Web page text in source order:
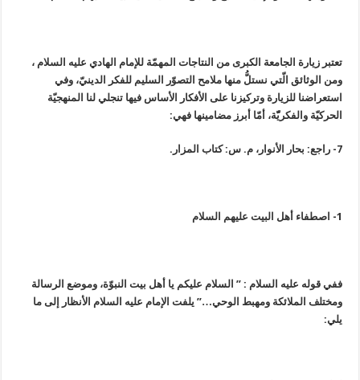
تعتبر زيارة الجامعة الكبرى من النتاجات المهمّة للإمام الهادي عليه السلام ،
ومن الوثائق الّتي نستلُّ منها ملامح التصوّر السليم للفكر الدينيّ، وفي
استعراضنا للزيارة وتركيزنا على الأفكار الأساس فيها تنجلي لنا المنهجيّة
الحركيّة والفكريّّة، أمّا أبرز مضامينها فهي:
7- راجع: بحار الأنوار، م. س: كتاب المزار.
1- اصطفاء أهل البيت عليهم السلام
ففي قوله عليه السلام : ” السلام عليكم يا أهل بيت النبوّة، وموضع الرسالة
ومختلف الملائكة ومهبط الوحي…” يلفت الإمام عليه السلام الأنظار إلى ما
يلي: